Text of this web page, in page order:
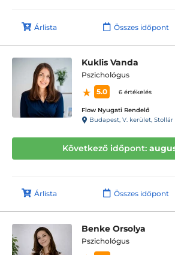
Árlista Összes időpont
Kuklis Vanda
Pszichológus
5.0
6 értékelés
Flow Nyugati Rendelő
Budapest, V. kerület, Stollár
Következő időpont:
Árlista Összes időpont
Benke Orsolya
Pszichológus